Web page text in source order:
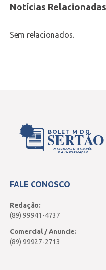
Notícias Relacionadas
Sem relacionados.
BOLETIM DO
SERTÃO
INTEGRANDO ATRAVÉS
DA INFORMAÇÃO
FALE CONOSCO
Redação:
(89) 99941-4737
Comercial / Anuncie:
(89) 99927-2713